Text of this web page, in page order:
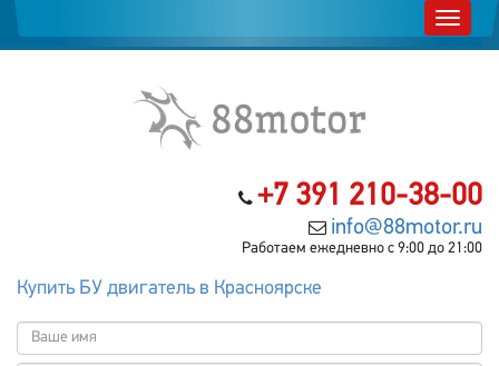
+7 391 210-38-00
info@88motor.ru
Работаем ежедневно с 9:00 до 21:00
Купить БУ двигатель в Красноярске